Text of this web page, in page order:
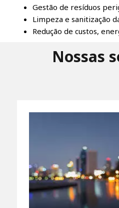
Gestão de resíduos
Limpeza e sanitização
Redução de custos,
Nossas